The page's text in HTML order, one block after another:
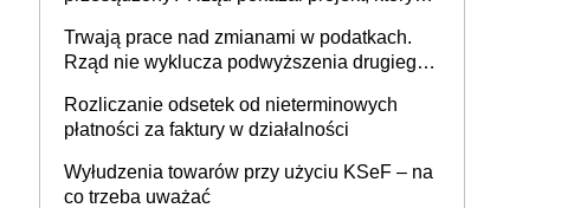
Trwają prace nad zmianami w podatkach.
Rząd nie wyklucza podwyższenia drugiego
Rozliczanie odsetek od nieterminowych
płatności za faktury w działalności
Wyłudzenia towarów przy użyciu KSeF – na
co trzeba uważać